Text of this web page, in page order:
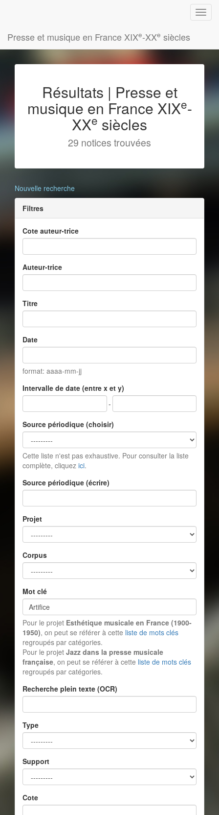
Presse et musique en France XIXe-XXe siècles
Résultats | Presse et
musique en France XIXe-
XXe siècles
29 notices trouvées
Nouvelle recherche
Filtres
Cote auteur-trice
Auteur-trice
Titre
Date
format: aaaa-mm-jj
Intervalle de date (entre x et y)
-
Source périodique (choisir)
Cette liste n'est pas exhaustive. Pour consulter la liste
complète, cliquez ici.
Source périodique (écrire)
Projet
Corpus
Mot clé
Pour le projet Esthétique musicale en France (1900-
1950), on peut se référer à cette liste de mots clés
regroupés par catégories.
Pour le projet Jazz dans la presse musicale
française, on peut se référer à cette liste de mots clés
regroupés par catégories.
Recherche plein texte (OCR)
Type
Support
Cote